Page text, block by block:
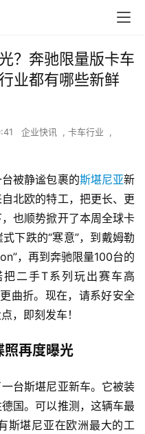
？奔驰限量版卡车
业都有哪些新鲜
企业快讯 , 卡车行业
,
被静谧包裹的斯堪尼亚新
北欧的特工，把更长、更
也顺势掀开了本周全球卡
下跌的“寒意”，到戴姆勒
，再到奔驰限量100台的
二手T系列玩出赛车高
曲折。现在，请系好安全
，即刻发车！
照再度曝光
台斯堪尼亚新车。它被装
国。可以推测，这辆车最
斯堪尼亚在欧洲最大的工